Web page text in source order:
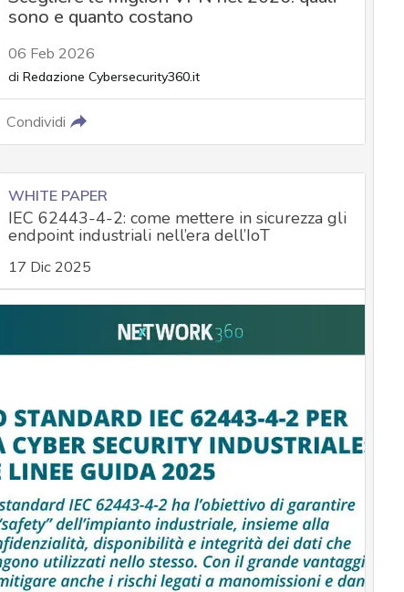
sono e quanto costano
06 Feb 2026
di Redazione Cybersecurity360.it
Condividi
WHITE PAPER
IEC 62443-4-2: come mettere in sicurezza gli
endpoint industriali nell’era dell’IoT
17 Dic 2025